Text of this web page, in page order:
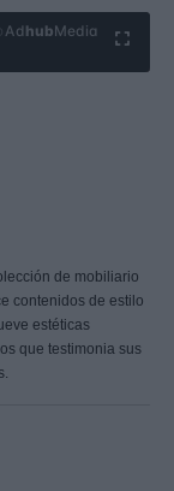
Ad hubMedia
de mobiliario
contenidos de estilo
estéticas
que testimonia sus